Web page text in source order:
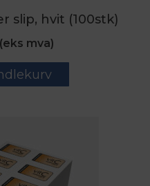
slip, hvit (100stk)
(eks mva)